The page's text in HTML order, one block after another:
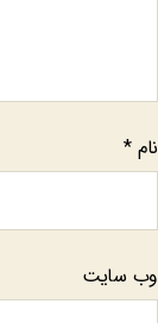
نام *
وب‌ سایت